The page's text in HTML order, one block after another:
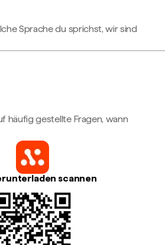
Sprache du sprichst, wir sind
häufig gestellte Fragen, wann
scannen